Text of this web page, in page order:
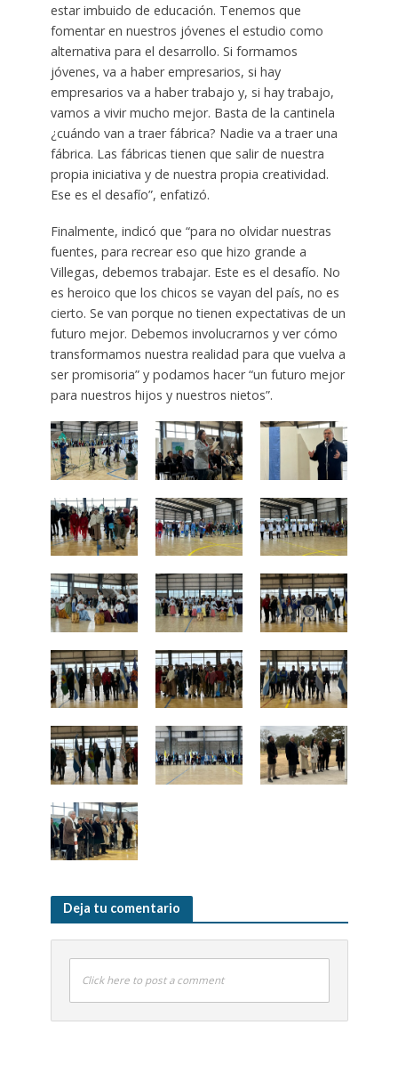
estar imbuido de educación. Tenemos que
fomentar en nuestros jóvenes el estudio como
alternativa para el desarrollo. Si formamos
jóvenes, va a haber empresarios, si hay
empresarios va a haber trabajo y, si hay trabajo,
vamos a vivir mucho mejor. Basta de la cantinela
¿cuándo van a traer fábrica? Nadie va a traer una
fábrica. Las fábricas tienen que salir de nuestra
propia iniciativa y de nuestra propia creatividad.
Ese es el desafío”, enfatizó.
Finalmente, indicó que “para no olvidar nuestras
fuentes, para recrear eso que hizo grande a
Villegas, debemos trabajar. Este es el desafío. No
es heroico que los chicos se vayan del país, no es
cierto. Se van porque no tienen expectativas de un
futuro mejor. Debemos involucrarnos y ver cómo
transformamos nuestra realidad para que vuelva a
ser promisoria” y podamos hacer “un futuro mejor
para nuestros hijos y nuestros nietos”.
Deja tu comentario
Click here to post a comment